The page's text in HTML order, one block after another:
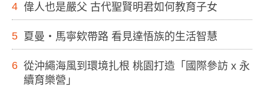
4 偉人也是嚴父 古代聖賢明君如何教育子女
5 夏曼・馬寧欸帶路 看見達悟族的生活智慧
6 從沖繩海風到環境扎根 桃園打造「國際參訪 x 永
續育樂營」